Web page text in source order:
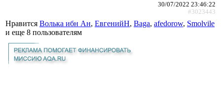
30/07/2022 23:46:22
#3023443
Нравится Волька ибн Ан, ЕвгенийН, Baga, afedorow, Smolvile
и еще 8 пользователям